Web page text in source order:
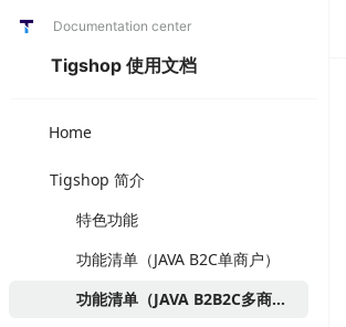
Documentation center
Tigshop 使用文档
Home
Tigshop 简介
特色功能
功能清单（JAVA B2C单商户）
功能清单（JAVA B2B2C多商户）